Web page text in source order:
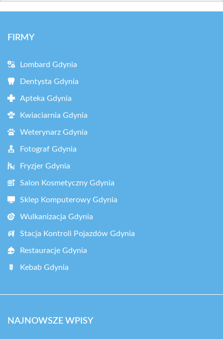
FIRMY
Lombard Gdynia
Dentysta Gdynia
Apteka Gdynia
Kwiaciarnia Gdynia
Weterynarz Gdynia
Fotograf Gdynia
Fryzjer Gdynia
Salon Kosmetyczny Gdynia
Sklep Komputerowy Gdynia
Wulkanizacja Gdynia
Stacja Kontroli Pojazdów Gdynia
Restauracje Gdynia
Kebab Gdynia
NAJNOWSZE WPISY